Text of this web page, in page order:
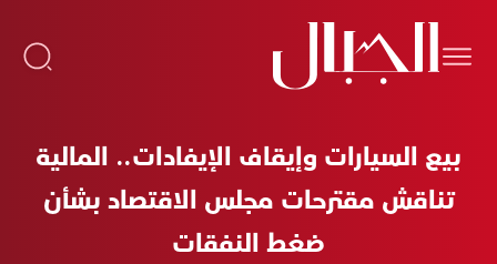
بيع السيارات وإيقاف الإيفادات.. المالية
تناقش مقترحات مجلس الاقتصاد بشأن
ضغط النفقات